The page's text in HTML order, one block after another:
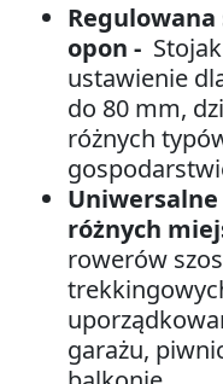
Regulowana
opon -
ustawienie
do 80 mm,
różnych
różnych
rowerów
garażu,